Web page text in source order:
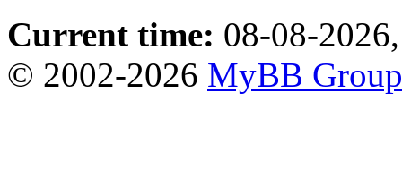
Current time: 08-08-
© 2002-2026 MyBB Group